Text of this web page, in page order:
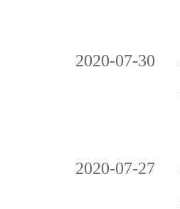
2020-07-30
2020-07-27